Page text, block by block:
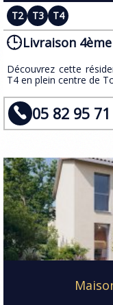
T2 T3 T4
Livraison
​Découvrez cette
T4 en plein centre de
05 82 95 71